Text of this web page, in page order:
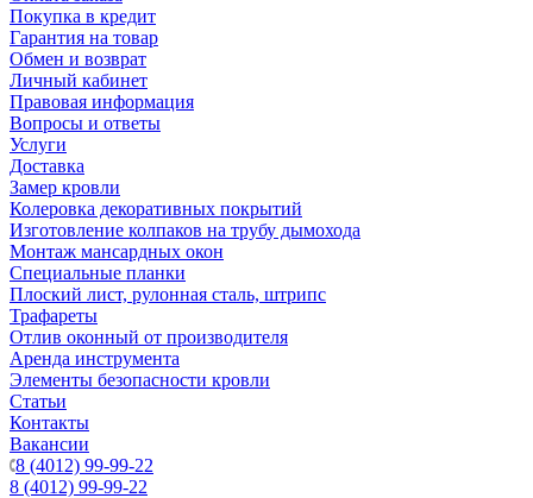
Покупка в кредит
Гарантия на товар
Обмен и возврат
Личный кабинет
Правовая информация
Вопросы и ответы
Услуги
Доставка
Замер кровли
Колеровка декоративных покрытий
Изготовление колпаков на трубу дымохода
Монтаж мансардных окон
Специальные планки
Плоский лист, рулонная сталь, штрипс
Трафареты
Отлив оконный от производителя
Аренда инструмента
Элементы безопасности кровли
Статьи
Контакты
Вакансии
8 (4012) 99-99-22
8 (4012) 99-99-22